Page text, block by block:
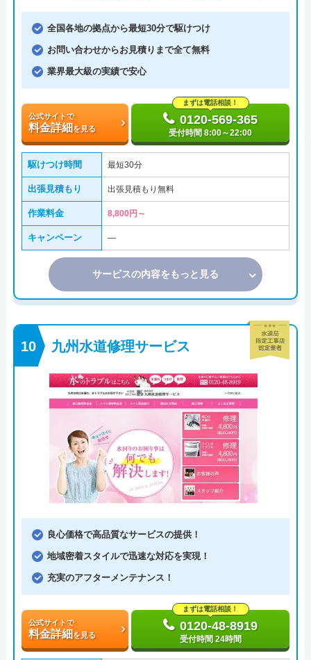
全国各地の拠点から最短30分で駆けつけ
お問い合わせからお見積りまで全て無料
業界最大級の実績で安心
公式サイトで
料金詳細を見る
まずは電話相談！
0120-569-365
受付時間 8:00～22:00
駆けつけ時間 最短30分
出張見積もり 出張見積もり無料
作業料金 8,800円～
キャンペーン ―
サービスの内容をもっと見る
九州水道修理サービス
良心価格で高品質なサービスの提供！
地域密着スタイルで迅速な対応を実現！
充実のアフターメンテナンス！
公式サイトで
料金詳細を見る
まずは電話相談！
0120-48-8919
受付時間 24時間